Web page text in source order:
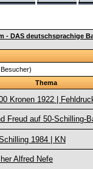
- DAS deutschsprachige
Thema
Kronen 1922 |
Freud auf 50-Schilling-
1984 | KN
Alfred Nefe